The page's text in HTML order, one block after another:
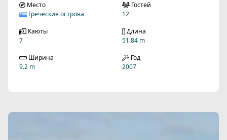
Место
Греческие острова
Гостей
12
Каюты
7
Длина
51.84 m
Ширина
9.2 m
Год
2007